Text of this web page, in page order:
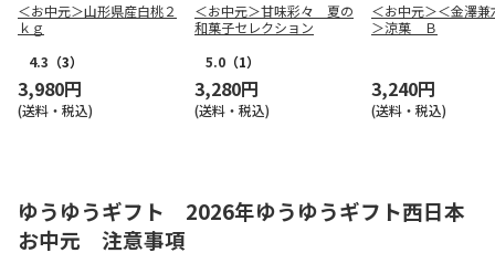
＜お中元＞山形県産白桃２
ｋｇ
4.3 （3）
3,980円
(送料・税込)
＜お中元＞甘味彩々 夏の
和菓子セレクション
5.0 （1）
3,280円
(送料・税込)
＜お中元＞＜金澤兼
＞涼菓 Ｂ
3,240円
(送料・税込)
ゆうゆうギフト 2026年ゆうゆうギフト西日本
お中元 注意事項